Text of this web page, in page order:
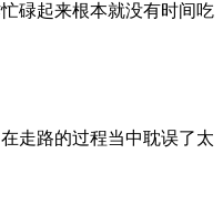
碌起来根本就没有时间吃
走路的过程当中耽误了太